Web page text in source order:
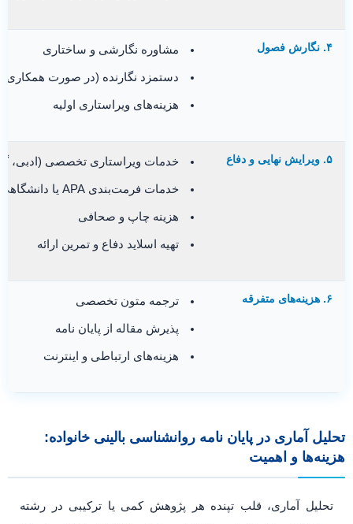
۴. نگارش فصول مشاوره نگارشی و ساختاری
دستمزد نگارنده (در صورت همکاری)
هزینه‌های ویراستاری اولیه
۵. ویرایش نهایی و دفاع خدمات ویراستاری تخصصی (ادبی،
خدمات فرمت‌بندی APA یا دانشگاهی
هزینه چاپ و صحافی
تهیه اسلاید دفاع و تمرین ارائه
۶. هزینه‌های متفرقه ترجمه متون تخصصی
پذیرش مقاله از پایان نامه
هزینه‌های ارتباطی و اینترنت
تحلیل آماری در پایان نامه روانشناسی بالینی خانواده:
هزینه‌ها و اهمیت
تحلیل آماری، قلب تپنده هر پژوهش کمی یا ترکیبی در رشته